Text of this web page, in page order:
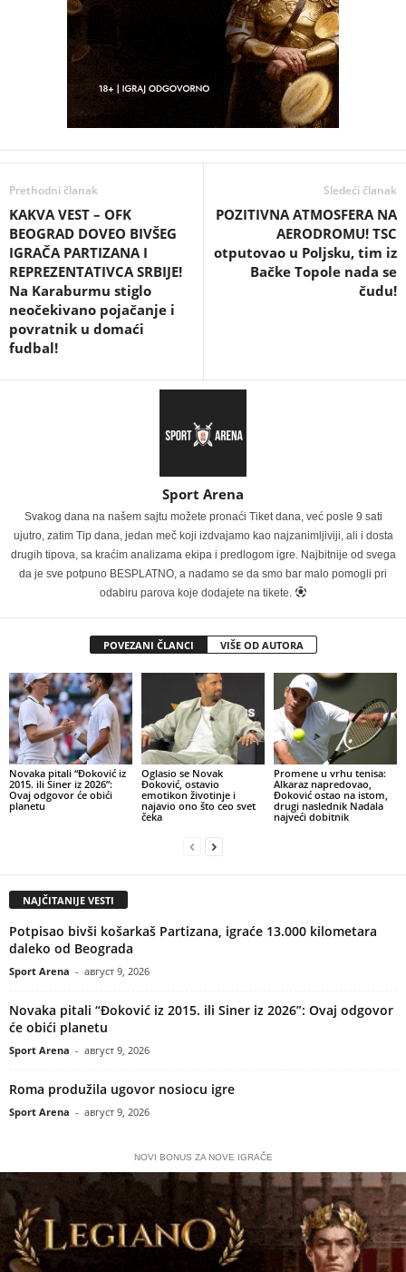
Prethodni članak
KAKVA VEST – OFK
BEOGRAD DOVEO BIVŠEG
IGRAČA PARTIZANA I
REPREZENTATIVCA SRBIJE!
Na Karaburmu stiglo
neočekivano pojačanje i
povratnik u domaći
fudbal!
Sledeći članak
POZITIVNA ATMOSFERA NA
AERODROMU! TSC
otputovao u Poljsku, tim iz
Bačke Topole nada se
čudu!
Sport Arena
Svakog dana na našem sajtu možete pronaći Tiket dana, već posle 9 sati
ujutro, zatim Tip dana, jedan meč koji izdvajamo kao najzanimljiviji, ali i dosta
drugih tipova, sa kraćim analizama ekipa i predlogom igre. Najbitnije od svega
da je sve potpuno BESPLATNO, a nadamo se da smo bar malo pomogli pri
odabiru parova koje dodajete na tikete.
POVEZANI ČLANCI VIŠE OD AUTORA
Novaka pitali “Đoković iz
2015. ili Siner iz 2026”:
Ovaj odgovor će obići
planetu
Oglasio se Novak
Đoković, ostavio
emotikon životinje i
najavio ono što ceo svet
čeka
Promene u vrhu tenisa:
Alkaraz napredovao,
Đoković ostao na istom,
drugi naslednik Nadala
najveći dobitnik
NAJČITANIJE VESTI
Potpisao bivši košarkaš Partizana, igraće 13.000 kilometara
daleko od Beograda
Sport Arena - август 9, 2026
Novaka pitali “Đoković iz 2015. ili Siner iz 2026”: Ovaj odgovor
će obići planetu
Sport Arena - август 9, 2026
Roma produžila ugovor nosiocu igre
Sport Arena - август 9, 2026
NOVI BONUS ZA NOVE IGRAČE